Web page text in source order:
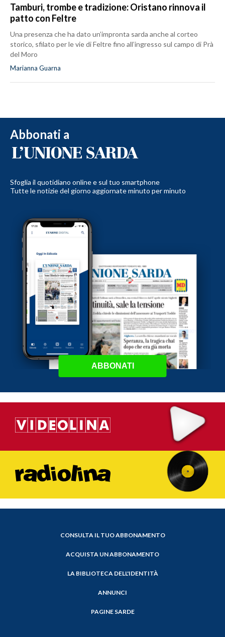
Tamburi, trombe e tradizione: Oristano rinnova il
patto con Feltre
Una presenza che ha dato un’impronta sarda anche al corteo
storico, sfilato per le vie di Feltre fino all’ingresso sul campo di Prà
del Moro
Marianna Guarna
Abbonati a
Sfoglia il quotidiano online e sul tuo smartphone
Tutte le notizie del giorno aggiornate minuto per minuto
ABBONATI
CONSULTA IL TUO ABBONAMENTO
ACQUISTA UN ABBONAMENTO
LA BIBLIOTECA DELL'IDENTITÀ
ANNUNCI
PAGINE SARDE